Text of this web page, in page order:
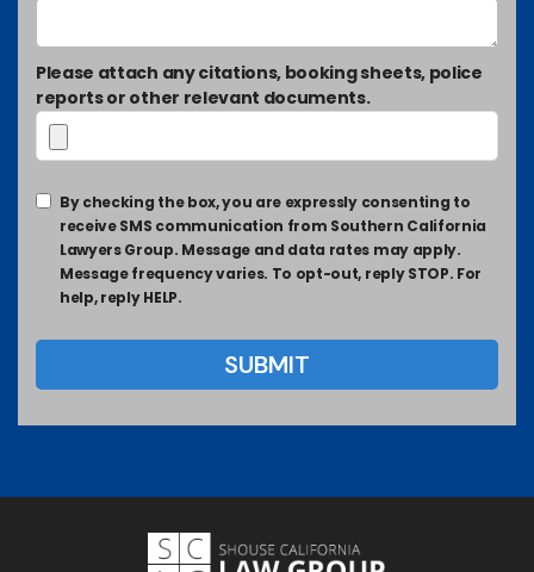
Please attach any citations, booking sheets, police
reports or other relevant documents.
By checking the box, you are expressly consenting to
receive SMS communication from Southern California
Lawyers Group. Message and data rates may apply.
Message frequency varies. To opt-out, reply STOP. For
help, reply HELP.